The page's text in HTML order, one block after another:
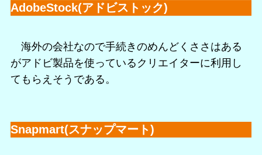
AdobeStock(アドビストック)
海外の会社なので手続きのめんどくささはある
がアドビ製品を使っているクリエイターに利用し
てもらえそうである。
Snapmart(スナップマート)